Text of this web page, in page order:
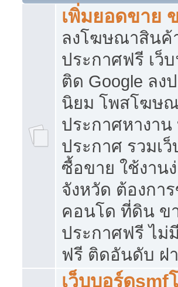
เพิ่มยอดขาย
ลงโฆษณาสิน
ประกาศฟรี เว็
ติด Google ลง
นิยม โพสโฆษ
ประกาศหางาน
ประกาศ รวมเ
ซื้อขาย ใช้งาน
จังหวัด ต้องกา
คอนโด ที่ดิน ข
ประกาศฟรี ไม่
ฟรี ติดอันดับ ฝ
เว็บบอร์ดsmf